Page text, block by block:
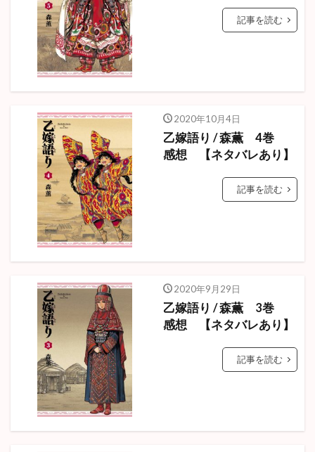
記事を読む
2020年10月4日
乙嫁語り / 森薫 4巻
感想 【ネタバレあり】
記事を読む
2020年9月29日
乙嫁語り / 森薫 3巻
感想 【ネタバレあり】
記事を読む